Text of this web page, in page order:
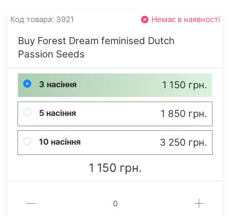
Код товара: 3921 Немає в наявності
Buy Forest Dream feminised Dutch
Passion Seeds
3 насіння 1 150 грн.
5 насіння 1 850 грн.
10 насіння 3 250 грн.
1 150 грн.